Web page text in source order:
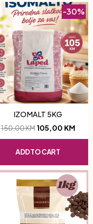
-30%
IZOMALT 5KG
150,00KM 105,00 KM
ADD TO CART